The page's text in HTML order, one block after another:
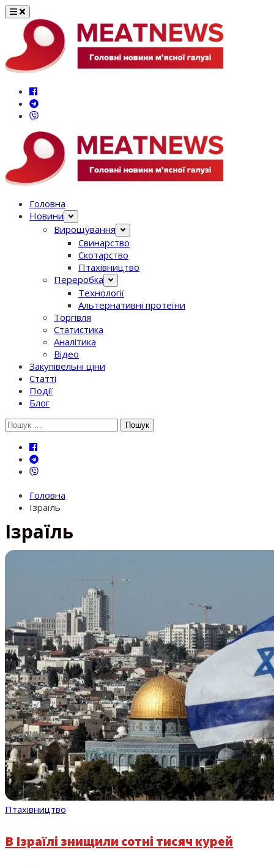
Перейти
вмісту
Головна
Новини
Вирощування
Свинарство
Скотарство
Птахівництво
Переробка
Технології
Альтернативні протеїни
Торгівля
Статистика
Аналітика
Відео
Закупівельні ціни
Статті
Події
Блог
Шукати:
Головна
Ізраїль
Ізраїль
Птахівництво
В Ізраїлі знищили сотні тисяч курей